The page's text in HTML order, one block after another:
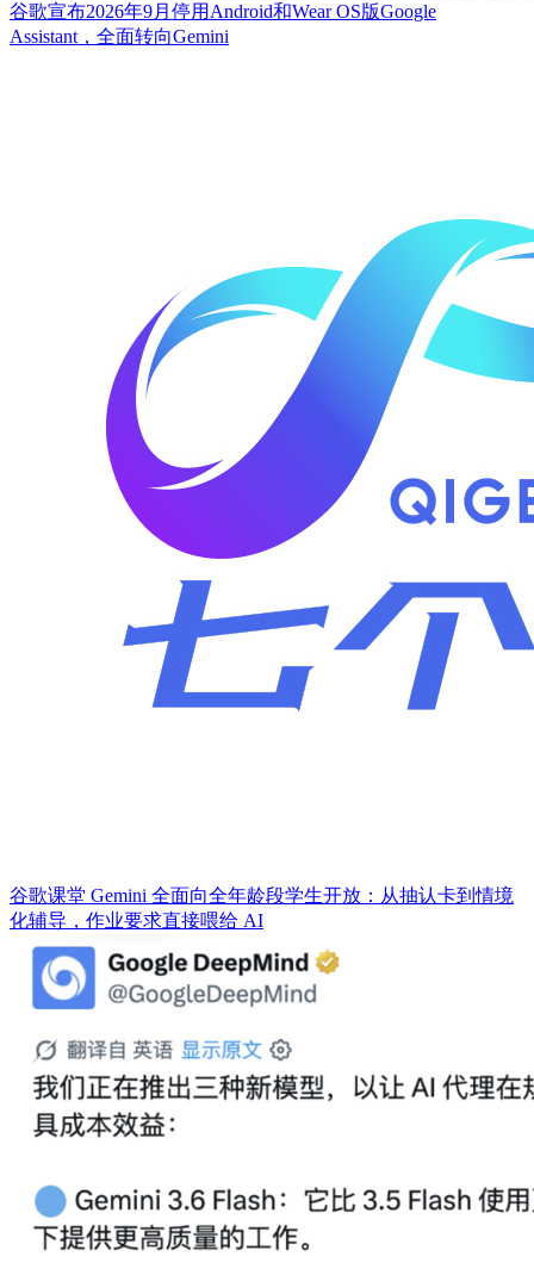
谷歌宣布2026年9月停用Android和Wear OS版Google
Assistant，全面转向Gemini
谷歌课堂 Gemini 全面向全年龄段学生开放：从抽认卡到情境
化辅导，作业要求直接喂给 AI